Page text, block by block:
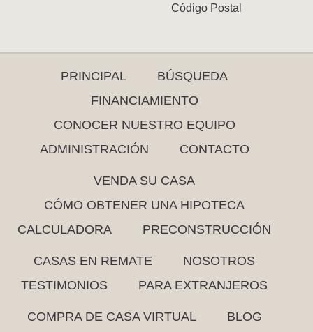
Código Postal
PRINCIPAL
BÚSQUEDA
FINANCIAMIENTO
CONOCER NUESTRO EQUIPO
ADMINISTRACIÓN
CONTACTO
VENDA SU CASA
CÓMO OBTENER UNA HIPOTECA
CALCULADORA
PRECONSTRUCCIÓN
CASAS EN REMATE
NOSOTROS
TESTIMONIOS
PARA EXTRANJEROS
COMPRA DE CASA VIRTUAL BLOG